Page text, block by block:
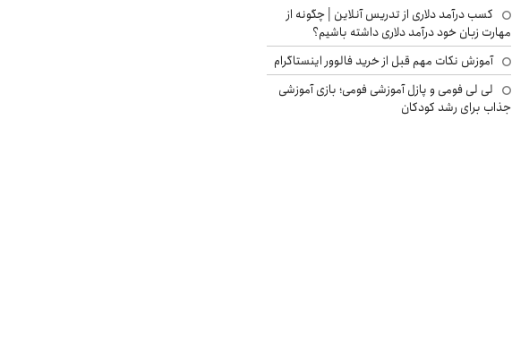
کسب درآمد دلاری از تدریس آنلاین | چگونه از
مهارت زبان خود درآمد دلاری داشته باشیم؟
آموزش نکات مهم قبل از خرید فالوور اینستاگرام
لی لی فومی و پازل آموزشی فومی؛ بازی آموزشی
جذاب برای رشد کودکان